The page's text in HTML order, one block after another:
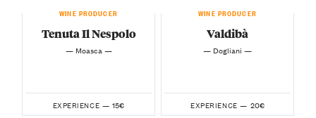
WINE PRODUCER
Tenuta Il Nespolo
— Moasca —
EXPERIENCE — 15€
WINE PRODUCER
Valdibà
— Dogliani —
EXPERIENCE — 20€